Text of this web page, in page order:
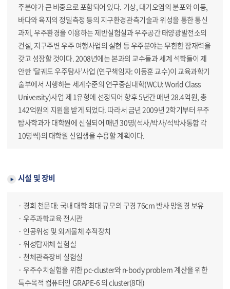
주분야가 큰 비중으로 포함되어 있다. 기상, 대기오염의 분포와 이동,
바다와 육지의 정밀측정 등의 지구환경관측기술과 위성을 통한 통신
과제, 우주환경을 이용하는 제반실험실과 우주공간 태양광발전소의
건설, 지구주변 우주 여행사업의 실현 등 우주분야는 무한한 잠재력을
갖고 성장할 것이다. 2008년에는 본과의 교수들과 세계 석학들이 제
안한 ‘달궤도 우주탐사’사업 (연구책임자: 이동훈 교수)이 교육과학기
술부에서 시행하는 세계수준의 연구중심대학(WCU: World Class
University)사업 제 1유형에 선정되어 향후 5년간 매년 28.4억원, 총
142억원의 지원을 받게 되었다. 따라서 금년 2009년 2학기부터 우주
탐사학과가 대학원에 신설되어 매년 30명(석사/박사/석박사통합 각
10명씩)의 대학원 신입생을 수용할 계획이다.
시설 및 장비
· 경희 천문대: 국내 대학 최대 규모의 구경 76cm 반사 망원경 보유
· 우주과학교육 전시관
· 인공위성 및 외계물체 추적장치
· 위성탑재체 실험실
· 천체관측장비 실험실
· 우주수치실험을 위한 pc-cluster와 n-body problem 계산을 위한
특수목적 컴퓨터인 GRAPE-6 의 cluster(8대)